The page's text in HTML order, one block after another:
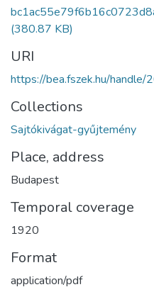
(380.87 KB)
URI
https://bea.fszek.hu/
Collections
Sajtókivágat-gyűjtemény
Place, address
Budapest
Temporal coverage
1920
Format
application/pdf